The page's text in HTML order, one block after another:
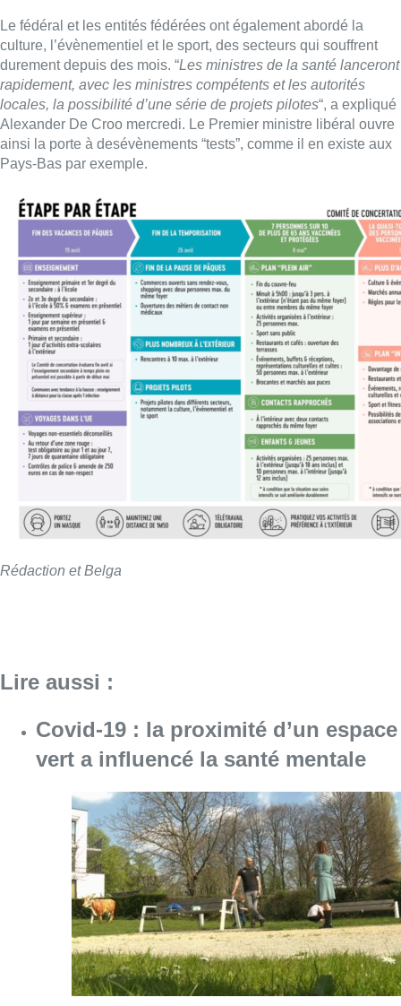
Le fédéral et les entités fédérées ont également abordé la
culture, l’évènementiel et le sport, des secteurs qui souffrent
durement depuis des mois. “Les ministres de la santé lanceront
rapidement, avec les ministres compétents et les autorités
locales, la possibilité d’une série de projets pilotes“, a expliqué
Alexander De Croo mercredi. Le Premier ministre libéral ouvre
ainsi la porte à desévènements “tests”, comme il en existe aux
Pays-Bas par exemple.
Rédaction et Belga
Lire aussi :
Covid-19 : la proximité d’un espace
vert a influencé la santé mentale